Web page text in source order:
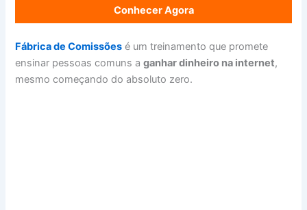
Conhecer Agora
Fábrica de Comissões é um treinamento que promete
ensinar pessoas comuns aganhar dinheiro na internet,
mesmo começando do absoluto zero.